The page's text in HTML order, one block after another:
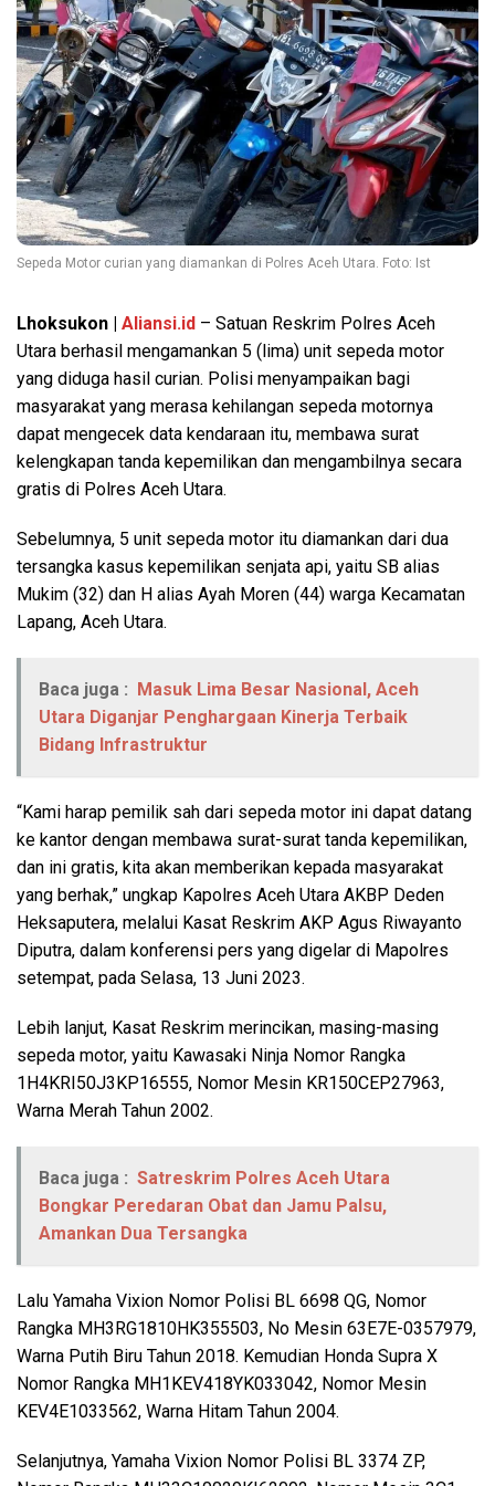
Sepeda Motor curian yang diamankan di Polres Aceh Utara. Foto: Ist
Lhoksukon | Aliansi.id – Satuan Reskrim Polres Aceh
Utara berhasil mengamankan 5 (lima) unit sepeda motor
yang diduga hasil curian. Polisi menyampaikan bagi
masyarakat yang merasa kehilangan sepeda motornya
dapat mengecek data kendaraan itu, membawa surat
kelengkapan tanda kepemilikan dan mengambilnya secara
gratis di Polres Aceh Utara.
Sebelumnya, 5 unit sepeda motor itu diamankan dari dua
tersangka kasus kepemilikan senjata api, yaitu SB alias
Mukim (32) dan H alias Ayah Moren (44) warga Kecamatan
Lapang, Aceh Utara.
Baca juga :
Masuk Lima Besar Nasional, Aceh
Utara Diganjar Penghargaan Kinerja Terbaik
Bidang Infrastruktur
“Kami harap pemilik sah dari sepeda motor ini dapat datang
ke kantor dengan membawa surat-surat tanda kepemilikan,
dan ini gratis, kita akan memberikan kepada masyarakat
yang berhak,” ungkap Kapolres Aceh Utara AKBP Deden
Heksaputera, melalui Kasat Reskrim AKP Agus Riwayanto
Diputra, dalam konferensi pers yang digelar di Mapolres
setempat, pada Selasa, 13 Juni 2023.
Lebih lanjut, Kasat Reskrim merincikan, masing-masing
sepeda motor, yaitu Kawasaki Ninja Nomor Rangka
1H4KRI50J3KP16555, Nomor Mesin KR150CEP27963,
Warna Merah Tahun 2002.
Baca juga : Satreskrim Polres Aceh Utara
Bongkar Peredaran Obat dan Jamu Palsu,
Amankan Dua Tersangka
Lalu Yamaha Vixion Nomor Polisi BL 6698 QG, Nomor
Rangka MH3RG1810HK355503, No Mesin 63E7E-0357979,
Warna Putih Biru Tahun 2018. Kemudian Honda Supra X
Nomor Rangka MH1KEV418YK033042, Nomor Mesin
KEV4E1033562, Warna Hitam Tahun 2004.
Selanjutnya, Yamaha Vixion Nomor Polisi BL 3374 ZP,